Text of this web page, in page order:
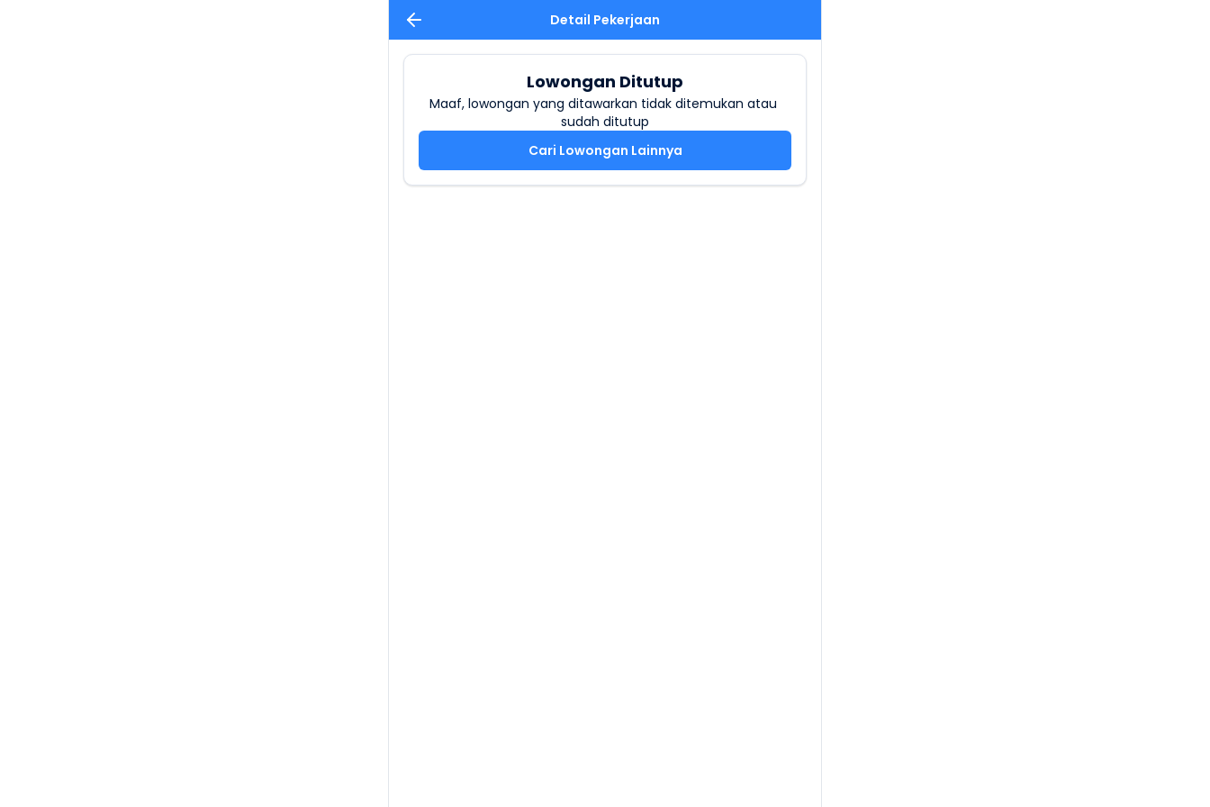
Detail Pekerjaan
Lowongan Ditutup
Maaf, lowongan yang ditawarkan tidak ditemukan atau
sudah ditutup
Cari Lowongan Lainnya